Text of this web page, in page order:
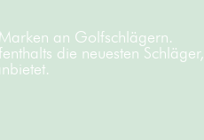
an Golfschlägern.
die neuesten Schläger,